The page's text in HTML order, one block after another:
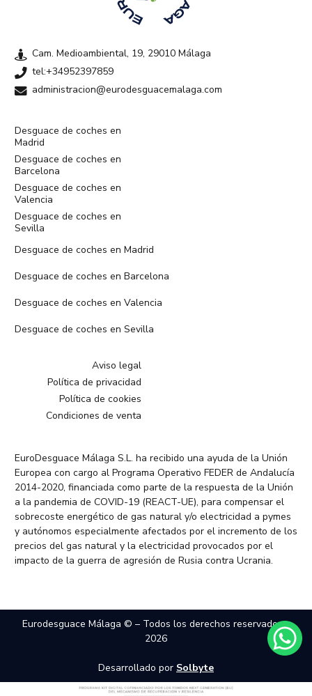
Cam. Medioambiental, 19, 29010 Málaga
tel:+34952397859
administracion@eurodesguacemalaga.com
Desguace de coches en
Madrid
Desguace de coches en
Barcelona
Desguace de coches en
Valencia
Desguace de coches en
Sevilla
Desguace de coches en Madrid
Desguace de coches en Barcelona
Desguace de coches en Valencia
Desguace de coches en Sevilla
Aviso legal
Política de privacidad
Política de cookies
Condiciones de venta
EuroDesguace Málaga S.L. ha recibido una ayuda de la Unión
Europea con cargo al Programa Operativo FEDER de Andalucía
2014-2020, financiada como parte de la respuesta de la Unión
a la pandemia de COVID-19 (REACT-UE), para compensar el
sobrecoste energético de gas natural y/o electricidad a pymes
y autónomos especialmente afectados por el incremento de los
precios del gas natural y la electricidad provocados por el
impacto de la guerra de agresión de Rusia contra Ucrania.
Eurodesguace Málaga © – Todos los derechos reservados –
2026
Desarrollado por Solbyte